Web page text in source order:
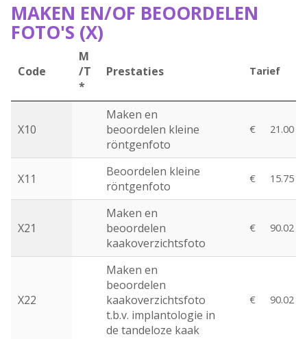
MAKEN EN/OF BEOORDELEN
FOTO'S (X)
Code
M
/T
*
Prestaties Tarief
X10
Maken en
beoordelen kleine
röntgenfoto
€ 21.00
X11
Beoordelen kleine
röntgenfoto
€ 15.75
X21
Maken en
beoordelen
kaakoverzichtsfoto
€ 90.02
X22
Maken en
beoordelen
kaakoverzichtsfoto
t.b.v. implantologie in
de tandeloze kaak
€ 90.02